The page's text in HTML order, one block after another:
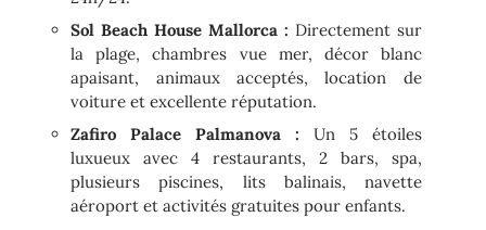
Sol Beach House Mallorca : Directement sur
la plage, chambres vue mer, décor blanc
apaisant, animaux acceptés, location de
voiture et excellente réputation.
Zafiro Palace Palmanova : Un 5 étoiles
luxueux avec 4 restaurants, 2 bars, spa,
plusieurs piscines, lits balinais, navette
aéroport et activités gratuites pour enfants.